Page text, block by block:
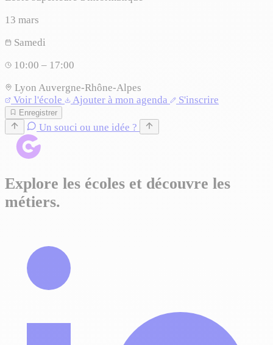
13 mars
Samedi
10:00 – 17:00
Lyon Auvergne-Rhône-Alpes
Voir l'école
Ajouter à mon agenda S'inscrire
Enregistrer
Un souci ou une idée ?
Explore les écoles et découvre les
métiers.